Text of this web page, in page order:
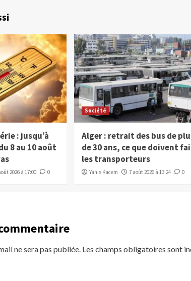
: jusqu’à
8 au 10 août
2026 à 17:00 0
Société
Alger : retrait des bus de
de 30 ans, ce que doivent
les transporteurs
Yanis Kacem 7 août 2026 à 13:24 0
ne sera pas publiée. Les champs obligatoires sont